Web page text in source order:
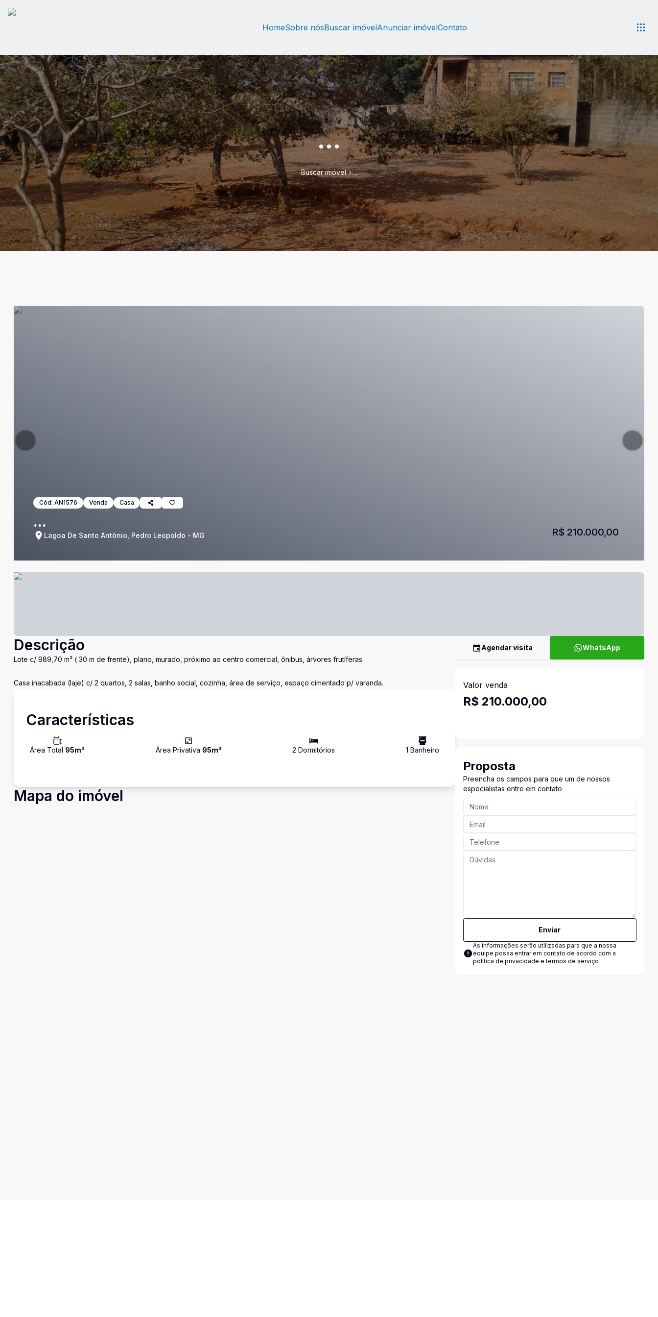
HomeSobre nósBuscar imóvelAnunciar imóvelContato
...
Buscar imóvel ...
Cód: AN1576 Venda Casa
...
Lagoa De Santo Antônio, Pedro Leopoldo - MG R$ 210.000,00
Descrição
Lote c/ 989,70 m² ( 30 m de frente), plano, murado, próximo ao centro comercial, ônibus, árvores frutíferas.
Casa inacabada (laje) c/ 2 quartos, 2 salas, banho social, cozinha, área de serviço, espaço cimentado p/ varanda.
Características
Área Total 95m² Área Privativa 95m² 2 Dormitórios 1 Banheiro
Mapa do imóvel
Agendar visita WhatsApp
Valor venda
R$ 210.000,00
Proposta
Preencha os campos para que um de nossos
especialistas entre em contato
Enviar
As informações serão utilizadas para que a nossa
equipe possa entrar em contato de acordo com a
política de privacidade e termos de serviço